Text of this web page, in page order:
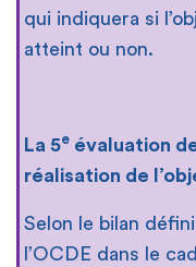
qui indiquera si
atteint ou non.
La 5e évaluation
réalisation de
Selon le bilan
l’OCDE dans le